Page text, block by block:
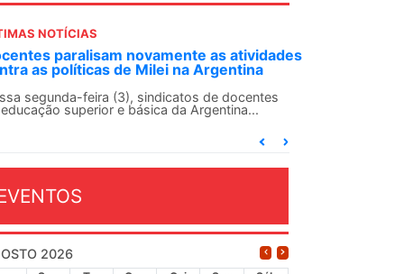
NOTÍCIAS
SN convoca docentes para Dia de
Internacionalista com Cuba em
de agosto
SN conclama suas seções sindicais e o